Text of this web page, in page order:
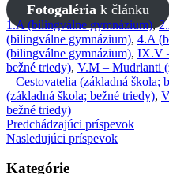
Fotogaléria k článku
1.A (bilingválne gymnázium),
(bilingválne gymnázium), 4.A
(bilingválne gymnázium), IX.V
bežné triedy), V.M – Mudrlanti
– Cestovatelia (základná škola;
(základná škola; bežné triedy),
bežné triedy)
Predchádzajúci príspevok
Nasledujúci príspevok
Kategórie